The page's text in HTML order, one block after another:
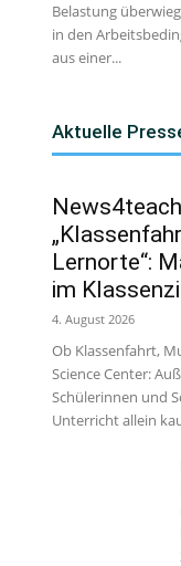
Belastung
in den
aus einer...
Aktuelle
Lernorte“:
im
4. August 2026
Ob Klassenfahrt,
Science Center:
Schülerinnen und
Unterricht allein